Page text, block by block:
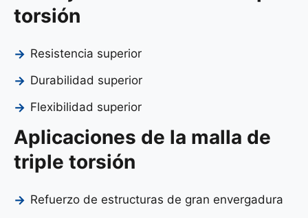
torsión
Resistencia superior
Durabilidad superior
Flexibilidad superior
Aplicaciones de la malla de
triple torsión
Refuerzo de estructuras de gran envergadura